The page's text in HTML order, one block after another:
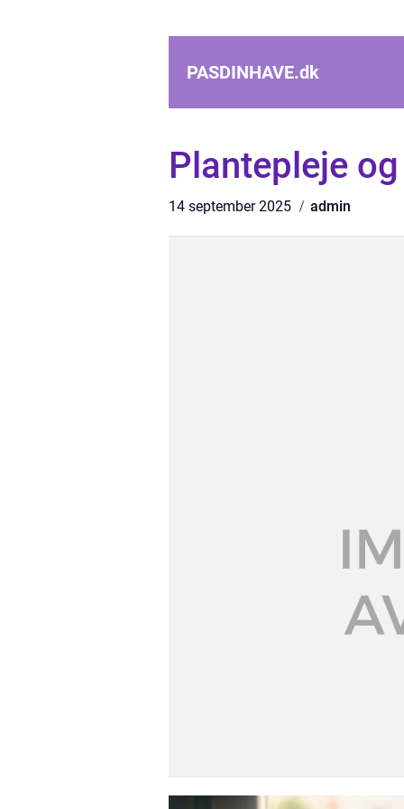
PASDINHAVE.dk
Plantepleje
14 september 2025 admin